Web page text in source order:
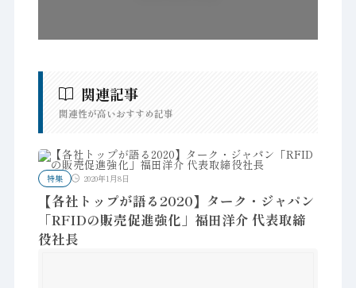
関連記事
関連性が高いおすすめ記事
特集 2020年1月8日
【各社トップが語る2020】ターク・ジャパン
「RFIDの販売促進強化」福田洋介 代表取締
役社長